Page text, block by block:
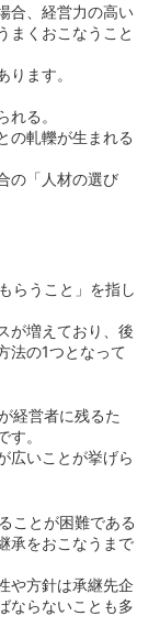
合、経営力の高い
まくおこなうこと
ます。
る。
の軋轢が生まれる
の「人材の選び
らうこと」を指し
が増えており、後
法の1つとなって
経営者に残るた
。
広いことが挙げら
ことが困難である
承をおこなうまで
や方針は承継先企
ならないことも多